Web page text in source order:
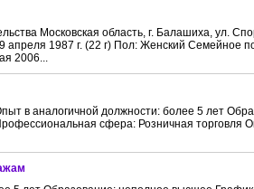
Московская область, г. Балашиха, ул.
апреля 1987 г. (22 г) Пол: Женский
2006...
в аналогичной должности: более 5 лет
сфера: Розничная торговля